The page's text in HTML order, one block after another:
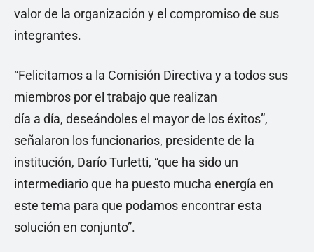
valor de la organización y el compromiso de sus
integrantes.
“Felicitamos a la Comisión Directiva y a todos sus
miembros por el trabajo que realizan
día a día, deseándoles el mayor de los éxitos”,
señalaron los funcionarios, presidente de la
institución, Darío Turletti, “que ha sido un
intermediario que ha puesto mucha energía en
este tema para que podamos encontrar esta
solución en conjunto”.